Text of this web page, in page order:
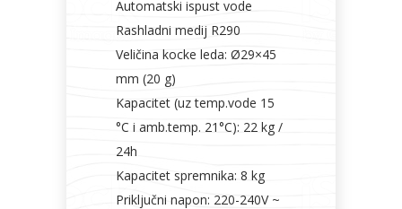
Automatski ispust vode
Rashladni medij R290
Veličina kocke leda: Ø29×45
mm (20 g)
Kapacitet (uz temp.vode 15
°C i amb.temp. 21°C): 22 kg /
24h
Kapacitet spremnika: 8 kg
Priključni napon: 220-240V ~